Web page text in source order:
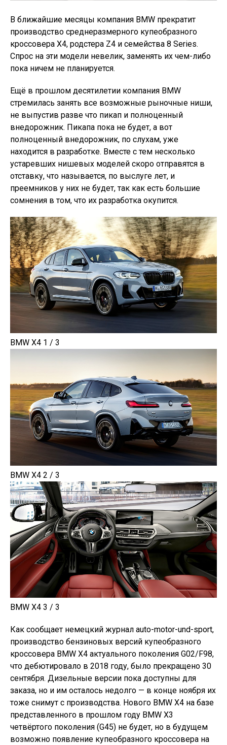
В ближайшие месяцы компания BMW прекратит
производство среднеразмерного купеобразного
кроссовера X4, родстера Z4 и семейства 8 Series.
Спрос на эти модели невелик, заменять их чем-либо
пока ничем не планируется.
Ещё в прошлом десятилетии компания BMW
стремилась занять все возможные рыночные ниши,
не выпустив разве что пикап и полноценный
внедорожник. Пикапа пока не будет, а вот
полноценный внедорожник, по слухам, уже
находится в разработке. Вместе с тем несколько
устаревших нишевых моделей скоро отправятся в
отставку, что называется, по выслуге лет, и
преемников у них не будет, так как есть большие
сомнения в том, что их разработка окупится.
BMW X4 1 / 3
BMW X4 2 / 3
BMW X4 3 / 3
Как сообщает немецкий журнал auto-motor-und-sport,
производство бензиновых версий купеобразного
кроссовера BMW X4 актуального поколения G02/F98,
что дебютировало в 2018 году, было прекращено 30
сентября. Дизельные версии пока доступны для
заказа, но и им осталось недолго — в конце ноября их
тоже снимут с производства. Нового BMW X4 на базе
представленного в прошлом году BMW X3
четвёртого поколения (G45) не будет, но в будущем
возможно появление купеобразного кроссовера на